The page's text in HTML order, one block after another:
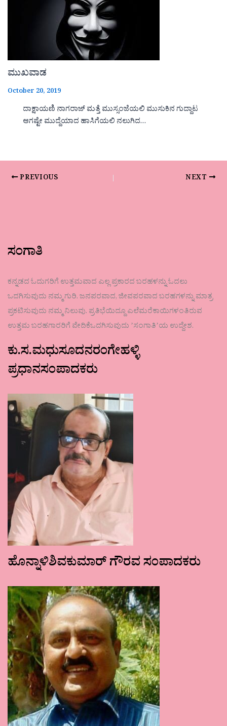
ಮುಖವಾಡ
October 20, 2019
ದಾಕ್ಷಾಯಣಿ ನಾಗರಾಜ್ ಮತ್ತೆ ಮುಸ್ಸಂಜೆಯಲಿ ಮುಸುಕಿನ ಗುದ್ದಾಟ
ಆಗಷ್ಟೇ ಮುದ್ದೆಯಾದ ಹಾಸಿಗೆಯಲಿ ನಲುಗಿದ…
PREVIOUS NEXT
ಸಂಗಾತಿ
ಕನ್ನಡದ ಓದುಗರಿಗೆ ಉತ್ತಮವಾದ ಎಲ್ಲ ಪ್ರಕಾರದ ಬರಹಳನ್ನು ಓದಲು
ಒದಗಿಸುವುದು ನಮ್ಮ ಗುರಿ. ಜನಪರವಾದ, ಜೀವಪರವಾದ ಬರಹಗಳನ್ನು ಮಾತ್ರ
ಪ್ರಕಟಿಸುವುದು ನಮ್ಮ ನಿಲುವು. ಪ್ರತಿಭೆಯಿದ್ದೂ ಎಲೆಮರೆಕಾಯಿಗಳಂತಿರುವ
ಉತ್ತಮ ಬರಹಗಾರರಿಗೆ ವೇದಿಕೆಒದಗಿಸುವುದು ʼಸಂಗಾತಿʼಯ ಉದ್ದೇಶ.
ಕು.ಸ.ಮಧುಸೂದನರಂಗೇಹಳ್ಳಿ
ಪ್ರಧಾನಸಂಪಾದಕರು
ಹೊನ್ನಾಳಿಶಿವಕುಮಾರ್ ಗೌರವ ಸಂಪಾದಕರು